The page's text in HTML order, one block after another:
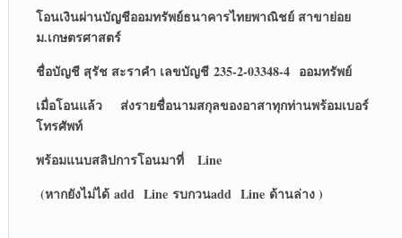
โอนเงินผ่านบัญชีออมทรัพย์ธนาคารไทยพาณิชย์ สาขาย่อย
ม.เกษตรศาสตร์
ชื่อบัญชี สุรัช สะราคำ เลขบัญชี 235-2-03348-4 ออมทรัพย์
เมื่อโอนแล้ว ส่งรายชื่อนามสกุลของอาสาทุกท่านพร้อมเบอร์
โทรศัพท์
พร้อมแนบสลิปการโอนมาที่ Line
(หากยังไม่ได้ add Line รบกวนadd Line ด้านล่าง )